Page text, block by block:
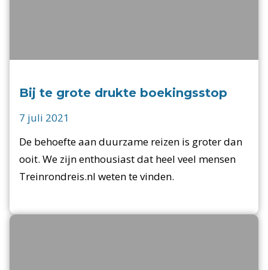
Bij te grote drukte boekingsstop
7 juli 2021
De behoefte aan duurzame reizen is groter dan
ooit. We zijn enthousiast dat heel veel mensen
Treinrondreis.nl weten te vinden.